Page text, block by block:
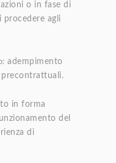
o in fase di
procedere agli
adempimento
in forma
del
di